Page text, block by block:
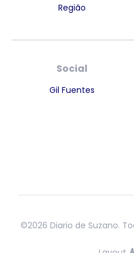
Região
Social
Gil Fuentes
©2026 Diario de Suzano.